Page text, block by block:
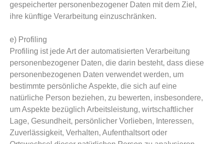
gespeicherter personenbezogener Daten mit dem Ziel,
ihre künftige Verarbeitung einzuschränken.
e) Profiling
Profiling ist jede Art der automatisierten Verarbeitung
personenbezogener Daten, die darin besteht, dass diese
personenbezogenen Daten verwendet werden, um
bestimmte persönliche Aspekte, die sich auf eine
natürliche Person beziehen, zu bewerten, insbesondere,
um Aspekte bezüglich Arbeitsleistung, wirtschaftlicher
Lage, Gesundheit, persönlicher Vorlieben, Interessen,
Zuverlässigkeit, Verhalten, Aufenthaltsort oder